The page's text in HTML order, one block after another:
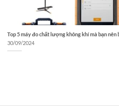
Top 5 máy đo chất lượng không khí mà bạn nên
30/09/2024